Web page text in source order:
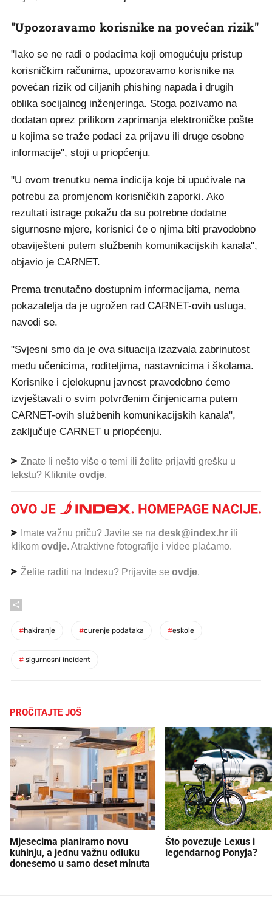
"Upozoravamo korisnike na povećan rizik"
"Iako se ne radi o podacima koji omogućuju pristup
korisničkim računima, upozoravamo korisnike na
povećan rizik od ciljanih phishing napada i drugih
oblika socijalnog inženjeringa. Stoga pozivamo na
dodatan oprez prilikom zaprimanja elektroničke pošte
u kojima se traže podaci za prijavu ili druge osobne
informacije", stoji u priopćenju.
"U ovom trenutku nema indicija koje bi upućivale na
potrebu za promjenom korisničkih zaporki. Ako
rezultati istrage pokažu da su potrebne dodatne
sigurnosne mjere, korisnici će o njima biti pravodobno
obaviješteni putem službenih komunikacijskih kanala",
objavio je CARNET.
Prema trenutačno dostupnim informacijama, nema
pokazatelja da je ugrožen rad CARNET-ovih usluga,
navodi se.
"Svjesni smo da je ova situacija izazvala zabrinutost
među učenicima, roditeljima, nastavnicima i školama.
Korisnike i cjelokupnu javnost pravodobno ćemo
izvještavati o svim potvrđenim činjenicama putem
CARNET-ovih službenih komunikacijskih kanala",
zaključuje CARNET u priopćenju.
Znate li nešto više o temi ili želite prijaviti grešku u
tekstu? Kliknite ovdje.
Imate važnu priču? Javite se na desk@index.hr ili
klikom ovdje. Atraktivne fotografije i videe plaćamo.
Želite raditi na Indexu? Prijavite se ovdje.
#hakiranje #curenje podataka #eskole
# sigurnosni incident
PROČITAJTE JOŠ
Mjesecima planiramo novu
kuhinju, a jednu važnu odluku
donesemo u samo deset minuta
Što povezuje Lexus i
legendarnog Ponyja?